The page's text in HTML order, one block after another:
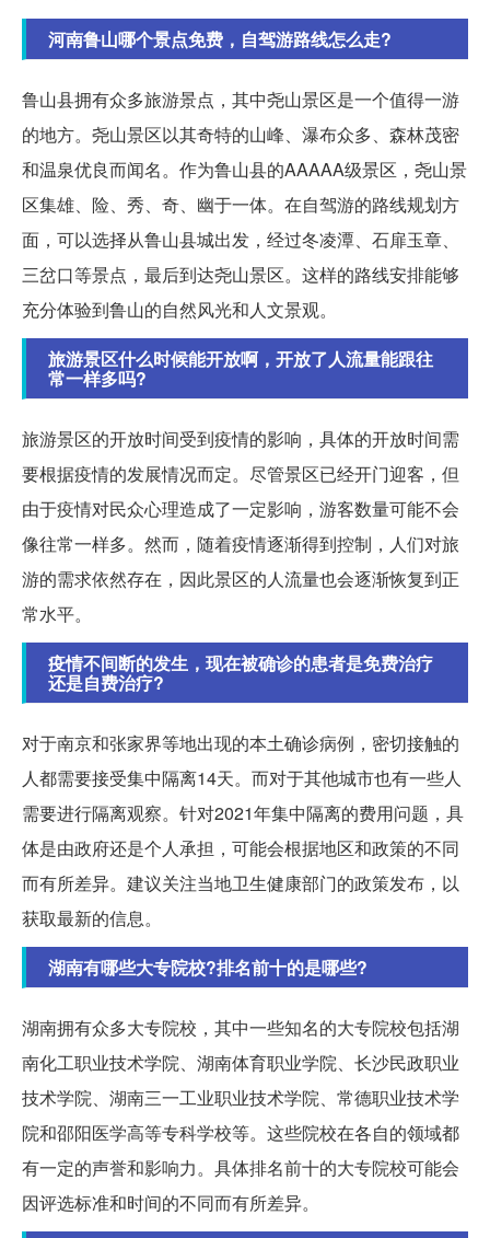
河南鲁山哪个景点免费，自驾游路线怎么走?
鲁山县拥有众多旅游景点，其中尧山景区是一个值得一游
的地方。尧山景区以其奇特的山峰、瀑布众多、森林茂密
和温泉优良而闻名。作为鲁山县的AAAAA级景区，尧山景
区集雄、险、秀、奇、幽于一体。在自驾游的路线规划方
面，可以选择从鲁山县城出发，经过冬凌潭、石扉玉章、
三岔口等景点，最后到达尧山景区。这样的路线安排能够
充分体验到鲁山的自然风光和人文景观。
旅游景区什么时候能开放啊，开放了人流量能跟往
常一样多吗?
旅游景区的开放时间受到疫情的影响，具体的开放时间需
要根据疫情的发展情况而定。尽管景区已经开门迎客，但
由于疫情对民众心理造成了一定影响，游客数量可能不会
像往常一样多。然而，随着疫情逐渐得到控制，人们对旅
游的需求依然存在，因此景区的人流量也会逐渐恢复到正
常水平。
疫情不间断的发生，现在被确诊的患者是免费治疗
还是自费治疗?
对于南京和张家界等地出现的本土确诊病例，密切接触的
人都需要接受集中隔离14天。而对于其他城市也有一些人
需要进行隔离观察。针对2021年集中隔离的费用问题，具
体是由政府还是个人承担，可能会根据地区和政策的不同
而有所差异。建议关注当地卫生健康部门的政策发布，以
获取最新的信息。
湖南有哪些大专院校?排名前十的是哪些?
湖南拥有众多大专院校，其中一些知名的大专院校包括湖
南化工职业技术学院、湖南体育职业学院、长沙民政职业
技术学院、湖南三一工业职业技术学院、常德职业技术学
院和邵阳医学高等专科学校等。这些院校在各自的领域都
有一定的声誉和影响力。具体排名前十的大专院校可能会
因评选标准和时间的不同而有所差异。